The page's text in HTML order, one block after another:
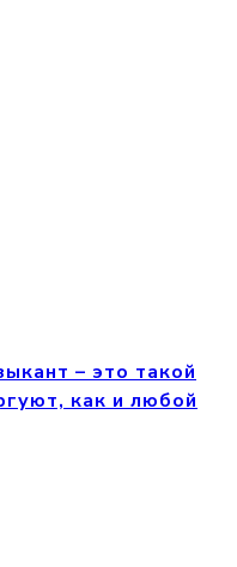
– это такой
как и любой